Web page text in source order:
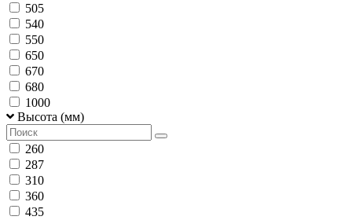
505
540
550
650
670
680
1000
Высота (мм)
260
287
310
360
435